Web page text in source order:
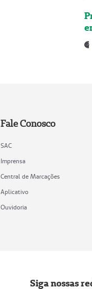
Fale Conosco
SAC
Imprensa
Central de Marcações
Aplicativo
Ouvidoria
Siga nossas